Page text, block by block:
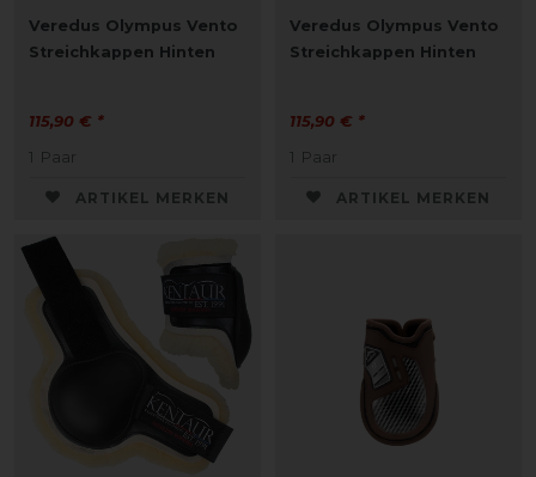
Veredus Olympus Vento
Streichkappen Hinten
115,90 € *
1 Paar
ARTIKEL MERKEN
Veredus Olympus Vento
Streichkappen Hinten
115,90 € *
1 Paar
ARTIKEL MERKEN